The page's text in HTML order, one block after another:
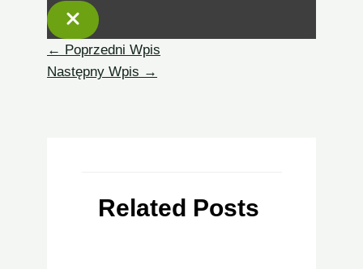
← Poprzedni Wpis
Następny Wpis →
Related Posts